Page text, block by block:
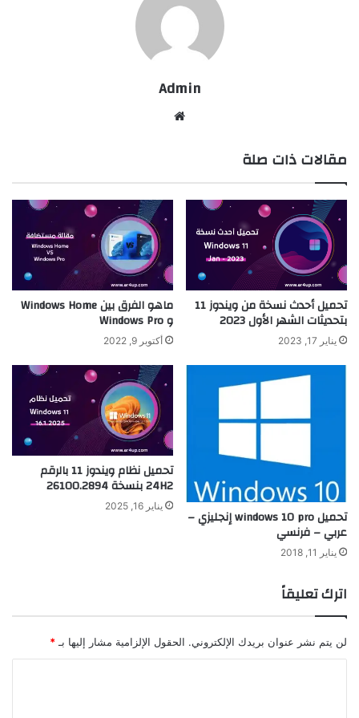
Admin
مقالات ذات صلة
تحميل أحدث نسخة من ويندوز 11
بتحديثات الشهر الأول 2023
يناير 17, 2023
ماهو الفرق بين Windows Home
و Windows Pro
أكتوبر 9, 2022
تحميل windows 10 pro إنجليزي –
عربي – فرنسي
يناير 11, 2018
تحميل نظام ويندوز 11 بالرقم
24H2 بنسخة 26100.2894
يناير 16, 2025
اترك تعليقاً
لن يتم نشر عنوان بريدك الإلكتروني. الحقول الإلزامية مشار إليها بـ *